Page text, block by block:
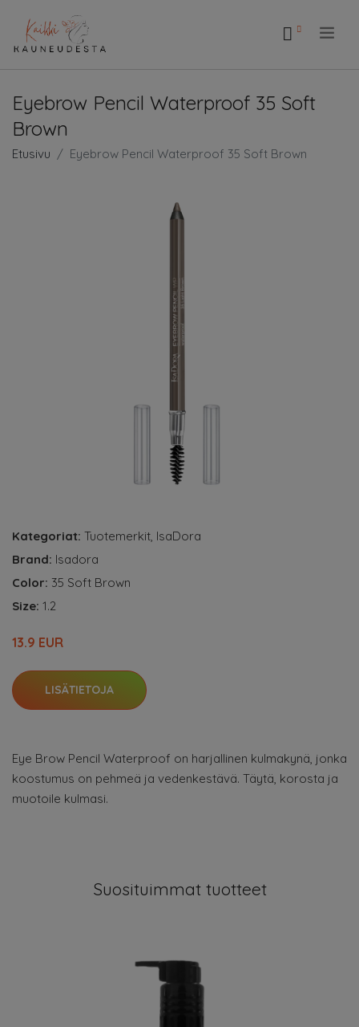
Eyebrow Pencil Waterproof 35 Soft
Brown
Etusivu Eyebrow Pencil Waterproof 35 Soft Brown
Kategoriat: Tuotemerkit, IsaDora
Brand: Isadora
Color: 35 Soft Brown
Size: 1.2
13.9 EUR
LISÄTIETOJA
Eye Brow Pencil Waterproof on harjallinen kulmakynä, jonka
koostumus on pehmeä ja vedenkestävä. Täytä, korosta ja
muotoile kulmasi.
Suosituimmat tuotteet